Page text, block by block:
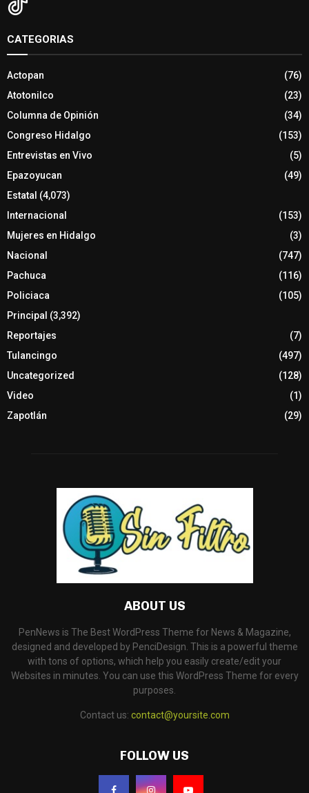
CATEGORIAS
Actopan
(76)
Atotonilco
(23)
Columna de Opinión
(34)
Congreso Hidalgo
(153)
Entrevistas en Vivo
(5)
Epazoyucan
(49)
Estatal (4,073)
Internacional
(153)
Mujeres en Hidalgo
(3)
Nacional
(747)
Pachuca
(116)
Policiaca
(105)
Principal (3,392)
Reportajes
(7)
Tulancingo
(497)
Uncategorized
(128)
Video
(1)
Zapotlán
(29)
ABOUT US
PenNews is The Best WordPress Theme for News & Magazine,
designed and developed by PenciDesign. This is a powerful theme
with tons of options, which help you easily create/edit your
Websites in minutes. You can use this WordPress Theme for every
purposes.
Contact us: contact@yoursite.com
FOLLOW US